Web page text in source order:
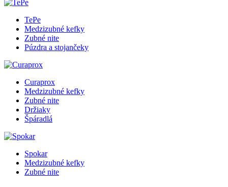
TePe
Medzizubné kefky
Zubné nite
Púzdra a stojančeky
Curaprox
Medzizubné kefky
Zubné nite
Držiaky
Špáradlá
Spokar
Medzizubné kefky
Zubné nite